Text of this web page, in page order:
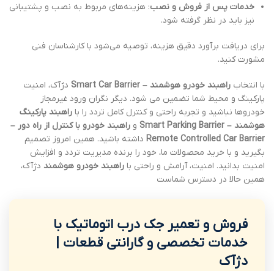
خدمات پس از فروش و نصب: هزینه‌های مربوط به نصب و پشتیبانی
نیز باید در نظر گرفته شود.
برای دریافت برآورد دقیق هزینه، توصیه می‌شود با کارشناسان فنی
مشورت کنید.
با انتخاب راهبند خودرو هوشمند – Smart Car Barrier
دژآک، امنیت
پارکینگ و محیط شما تضمین می شود. دیگر نگران ورود غیرمجاز
خودروها نباشید و تجربه راحتی و کنترل کامل تردد را با راهبند پارکینگ
هوشمند – Smart Parking Barrier
و راهبند خودرو با کنترل از راه دور –
Remote Controlled Car Barrier داشته باشید. همین امروز تصمیم
بگیرید و با خرید محصولات ما، خود را برنده مدیریت تردد و افزایش
امنیت بدانید. امنیت، آرامش و راحتی با راهبند خودرو هوشمند دژآک،
همین حالا در دسترس شماست
فروش و تعمیر جک درب اتوماتیک با
خدمات تخصصی و گارانتی قطعات |
دژآک